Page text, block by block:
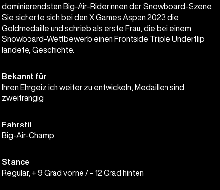
dominierendsten Big-Air-Riderinnen der Snowboard-Szene.
Sie sicherte sich bei den X Games Aspen 2023 die
Goldmedaille und schrieb als erste Frau, die bei einem
Snowboard-Wettbewerb einen Frontside Triple Underflip
landete, Geschichte.
Bekannt für
Ihren Ehrgeiz ich weiter zu entwickeln, Medaillen sind
zweitrangig
Fahrstil
Big-Air-Champ
Stance
Regular, + 9 Grad vorne / - 12 Grad hinten